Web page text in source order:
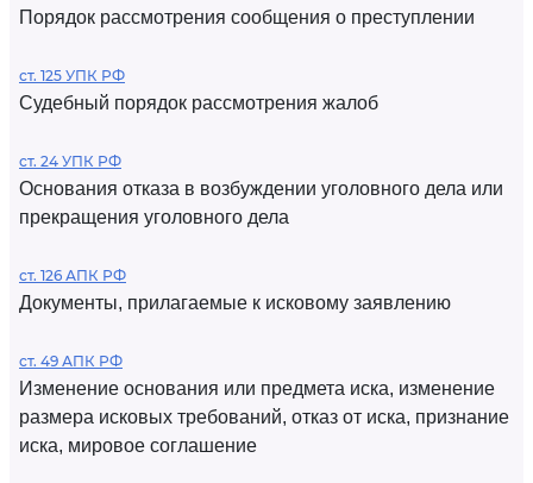
Порядок рассмотрения сообщения о преступлении
ст. 125 УПК РФ
Судебный порядок рассмотрения жалоб
ст. 24 УПК РФ
Основания отказа в возбуждении уголовного дела или
прекращения уголовного дела
ст. 126 АПК РФ
Документы, прилагаемые к исковому заявлению
ст. 49 АПК РФ
Изменение основания или предмета иска, изменение
размера исковых требований, отказ от иска, признание
иска, мировое соглашение